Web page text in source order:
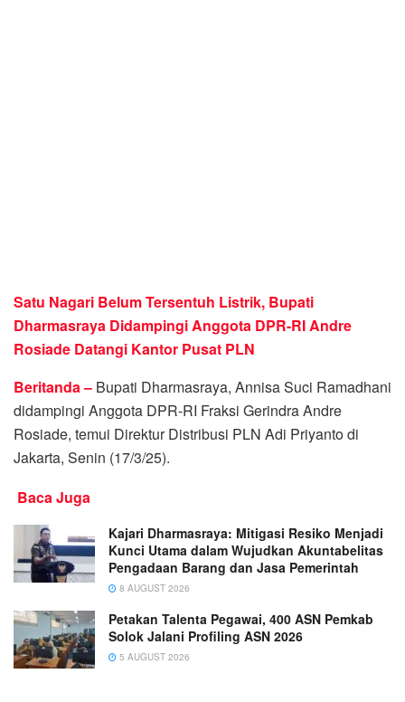
Satu Nagari Belum Tersentuh Listrik, Bupati
Dharmasraya Didampingi Anggota DPR-RI Andre
Rosiade Datangi Kantor Pusat PLN
Beritanda – Bupati Dharmasraya, Annisa Suci Ramadhani
didampingi Anggota DPR-RI Fraksi Gerindra Andre
Rosiade, temui Direktur Distribusi PLN Adi Priyanto di
Jakarta, Senin (17/3/25).
Baca Juga
Kajari Dharmasraya: Mitigasi Resiko Menjadi
Kunci Utama dalam Wujudkan Akuntabelitas
Pengadaan Barang dan Jasa Pemerintah
8 AUGUST 2026
Petakan Talenta Pegawai, 400 ASN Pemkab
Solok Jalani Profiling ASN 2026
5 AUGUST 2026